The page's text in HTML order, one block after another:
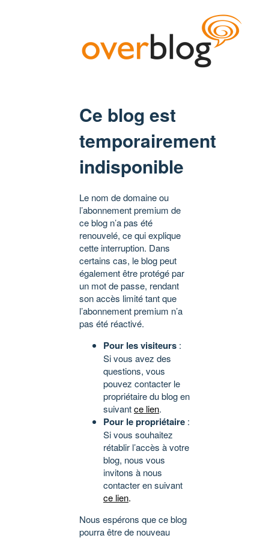
Ce blog est
temporairement
indisponible
Le nom de domaine ou
l’abonnement premium de
ce blog n’a pas été
renouvelé, ce qui explique
cette interruption. Dans
certains cas, le blog peut
également être protégé par
un mot de passe, rendant
son accès limité tant que
l’abonnement premium n’a
pas été réactivé.
Pour les visiteurs :
Si vous avez des
questions, vous
pouvez contacter le
propriétaire du blog en
suivantce lien.
Pour le propriétaire :
Si vous souhaitez
rétablir l’accès à votre
blog, nous vous
invitons à nous
contacter en suivant
ce lien.
Nous espérons que ce blog
pourra être de nouveau